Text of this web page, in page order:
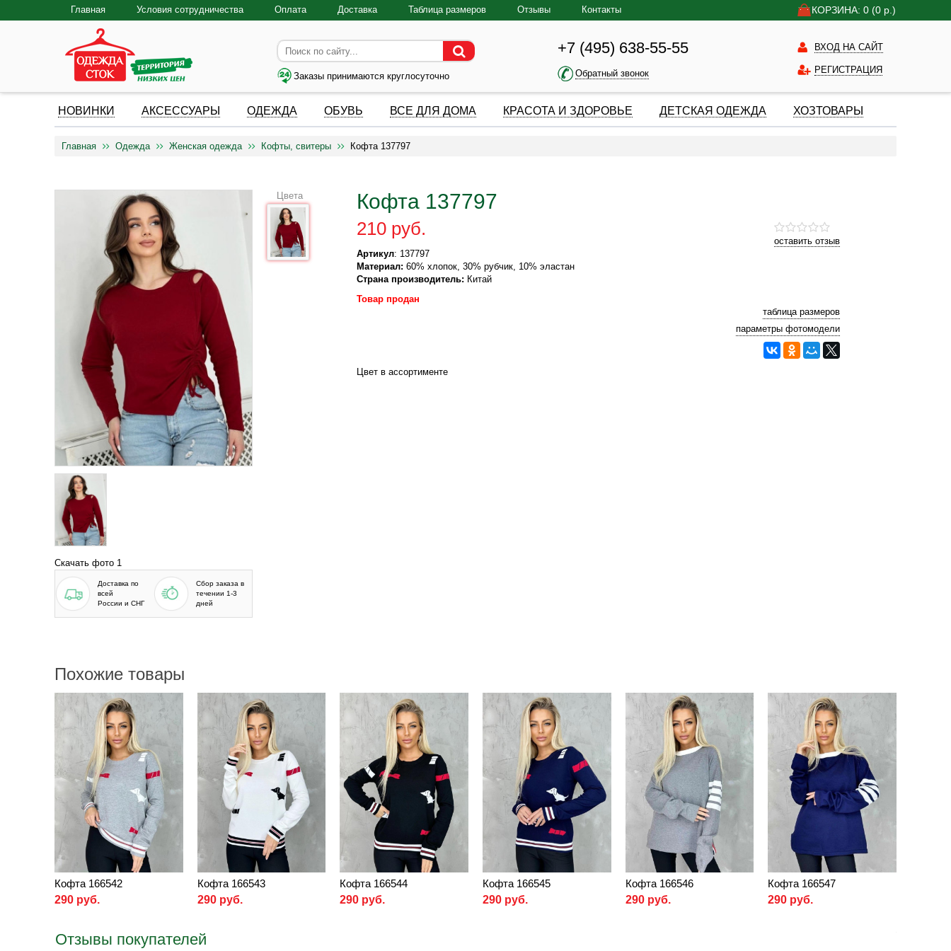
КОРЗИНА: 0 (0 р.)
Главная Условия сотрудничества Оплата Доставка Таблица размеров Отзывы Контакты
Заказы принимаются круглосуточно
+7 (495) 638-55-55
Обратный звонок
ВХОД НА САЙТ
РЕГИСТРАЦИЯ
НОВИНКИ АКСЕССУАРЫ ОДЕЖДА ОБУВЬ ВСЕ ДЛЯ ДОМА КРАСОТА И ЗДОРОВЬЕ ДЕТСКАЯ ОДЕЖДА ХОЗТОВАРЫ
Главная Одежда Женская одежда Кофты, свитеры Кофта 137797
Скачать фото 1
Доставка по
всей
России и СНГ
Сбор заказа в
течении 1-3
дней
Кофта 137797
оставить отзыв
210 руб.
Артикул: 137797
Материал: 60% хлопок, 30% рубчик, 10% эластан
Страна производитель: Китай
Цвета
Товар продан
таблица размеров
параметры фотомодели
Цвет в ассортименте
Похожие товары
Кофта 166542
290 руб.
Кофта 166543
290 руб.
Кофта 166544
290 руб.
Кофта 166545
290 руб.
Кофта 166546
290 руб.
Кофта 166547
290 руб.
Отзывы покупателей